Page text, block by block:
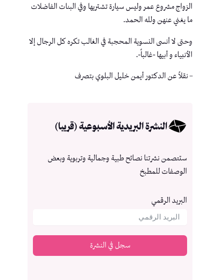
الزواج مشروع عمر وليس سيارة تشتريها وفي البنات الفاضلات
ما يغني عنهن ولله الحمد.
وحتى لا أنسى النسوية المحجبة في الغالب تكره كل الرجال إلا
الأنبياء و أبيها -غالباً-.
– نقلاً عن الدكتور أيمن خليل البلوي بتصرف
النشرة البريدية الأسبوعية (قريبا)
ستتصمن نشرتنا نصائح طبية وجمالية وتربوية وبعض
الوصفات للمطبخ
البريد الرقمي
سجل في النشرة